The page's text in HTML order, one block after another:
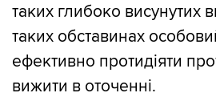
таких глибоко висунутих
таких обставинах
ефективно протидіяти
вижити в оточенні.